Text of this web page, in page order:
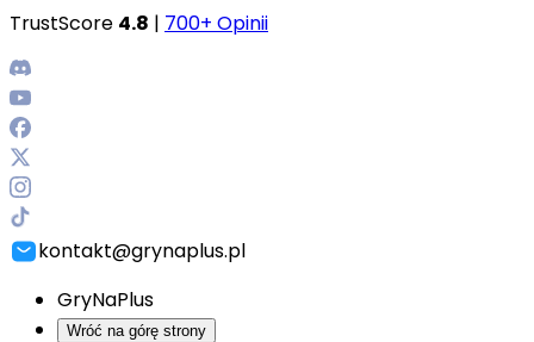
TrustScore 4.8 | 700+ Opinii
kontakt@grynaplus.pl
GryNaPlus
Wróć na górę strony